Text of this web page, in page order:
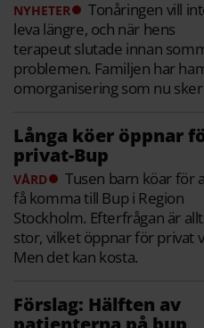
NYHETER
Tonåringen vill
leva längre, och när hens
terapeut slutade innan
problemen. Familjen har
omorganisering som nu
Långa köer öppnar
privat-Bup
VÅRD
Tusen barn köar för
få komma till Bup i Region
Stockholm. Efterfrågan är
stor, vilket öppnar för privat
Men det kan kosta.
Förslag: Hälften av